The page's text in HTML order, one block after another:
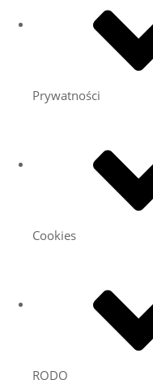
Prywatności
Cookies
RODO